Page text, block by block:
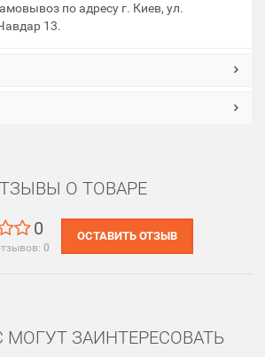
по адресу г. Киев, ул.
13.
О ТОВАРЕ
0
0
ОСТАВИТЬ ОТЗЫВ
МОГУТ ЗАИНТЕРЕСОВАТЬ